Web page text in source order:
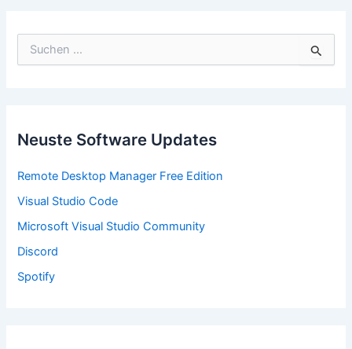
n
h
:
Neuste Software Updates
Remote Desktop Manager Free Edition
Visual Studio Code
Microsoft Visual Studio Community
Discord
Spotify